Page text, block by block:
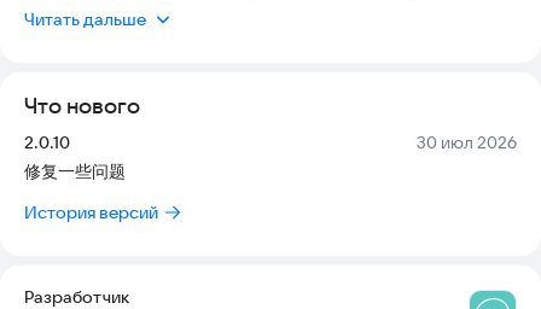
окружающую пользователей среду, предоставляя им
Примечание: Данное приложение не предназначено для
предоставляемая приложением информация носит
исключительно справочный характер. Она не должна
рассматриваться как диагностическая или лечебная услуга в
любом виде и не может заменять клиническую диагностику
специалисту.
Читать дальше
Что нового
Версия:
2.0.10 Дата:
30 июл 2026
修复一些问题
История версий
Разработчик